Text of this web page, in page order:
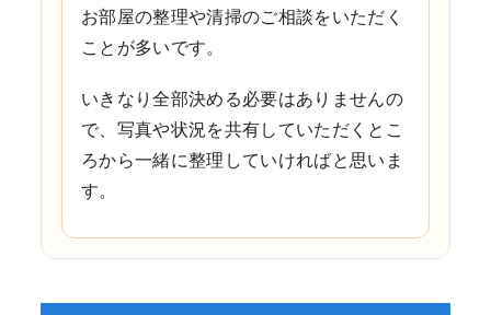
お部屋の整理や清掃のご相談をいただく
ことが多いです。
いきなり全部決める必要はありませんの
で、写真や状況を共有していただくとこ
ろから一緒に整理していければと思いま
す。